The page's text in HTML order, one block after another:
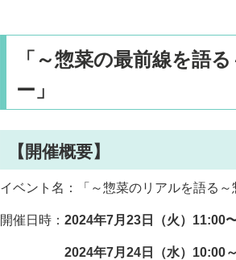
「～惣菜の最前線を語
ー」
【開催概要】
イベント名：「～惣菜のリアルを語る
開催日時： 2024年7月23日（火）11:00
2024年7月24日（水）10:00～/